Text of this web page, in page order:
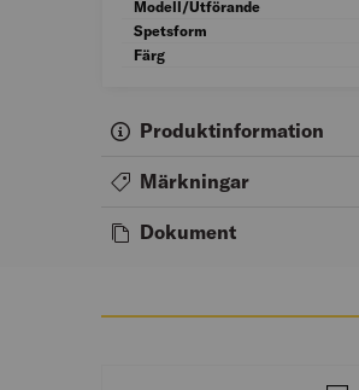
Modell/Utförande
Spetsform
Färg
Produktinformation
Märkningar
Dokument